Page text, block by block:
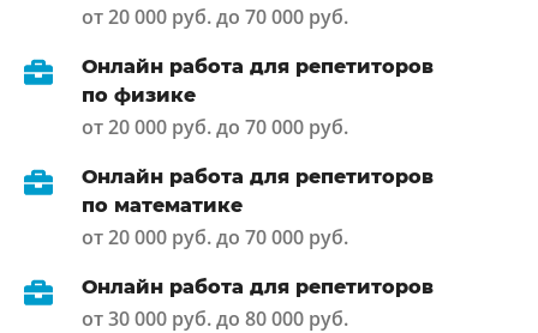
от 20 000 руб. до 70 000 руб.
Онлайн работа для репетиторов
по физике
от 20 000 руб. до 70 000 руб.
Онлайн работа для репетиторов
по математике
от 20 000 руб. до 70 000 руб.
Онлайн работа для репетиторов
от 30 000 руб. до 80 000 руб.